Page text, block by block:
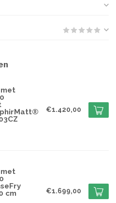
met
€1.420,00
met
cm
€1.699,00